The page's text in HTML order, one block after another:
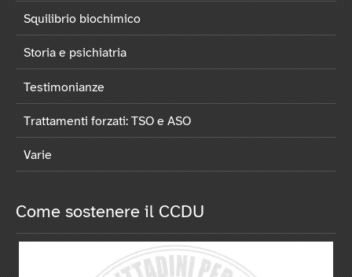
Squilibrio biochimico
Storia e psichiatria
Testimonianze
Trattamenti forzati: TSO e ASO
Varie
Come sostenere il CCDU